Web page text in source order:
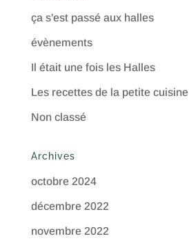
ça s'est passé aux halles
évènements
Il était une fois les Halles
Les recettes de la petite cuisine
Non classé
Archives
octobre 2024
décembre 2022
novembre 2022